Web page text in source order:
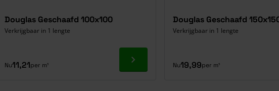
Douglas Geschaafd 100x100
Verkrijgbaar in 1 lengte
Nu11,21per m¹ Ga naar product
Douglas Geschaafd
Verkrijgbaar in 1 lengte
Nu19,99per m¹